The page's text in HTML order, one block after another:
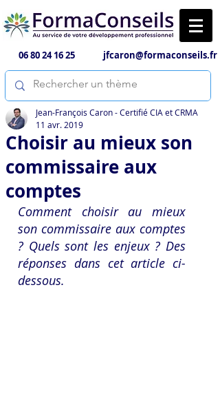
06 80 24 16 25 jfcaron@formaconseils.fr
Choisir au mieux son
commissaire aux
comptes
Jean-François Caron - Certifié CIA et CRMA
11 avr. 2019
Comment choisir au mieux
son commissaire aux comptes
? Quels sont les enjeux ? Des
réponses dans cet article ci-
dessous.